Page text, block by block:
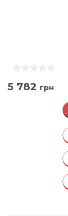
5 782 грн